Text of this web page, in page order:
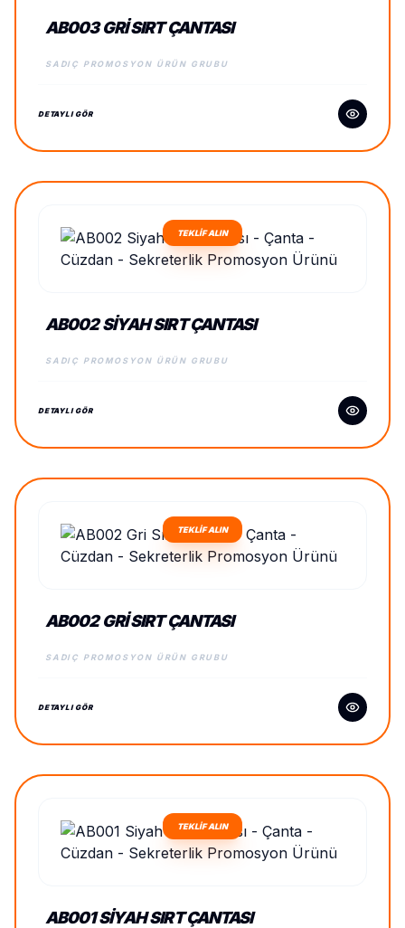
AB003 GRI SIRT ÇANTASI
SADIÇ PROMOSYON ÜRÜN GRUBU
DETAYLI GÖR
TEKLİF ALIN
AB002 SIYAH SIRT ÇANTASI
SADIÇ PROMOSYON ÜRÜN GRUBU
DETAYLI GÖR
TEKLİF ALIN
AB002 GRI SIRT ÇANTASI
SADIÇ PROMOSYON ÜRÜN GRUBU
DETAYLI GÖR
TEKLİF ALIN
AB001 SIYAH SIRT ÇANTASI